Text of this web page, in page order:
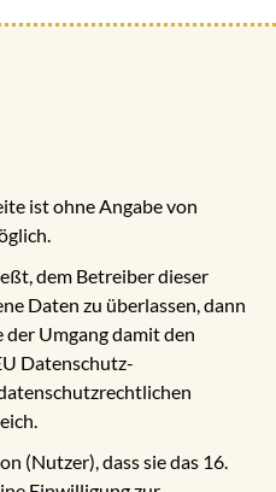
ist ohne Angabe von
dem Betreiber dieser
Daten zu überlassen, dann
Umgang damit den
Datenschutz-
(Nutzer), dass sie das 16.